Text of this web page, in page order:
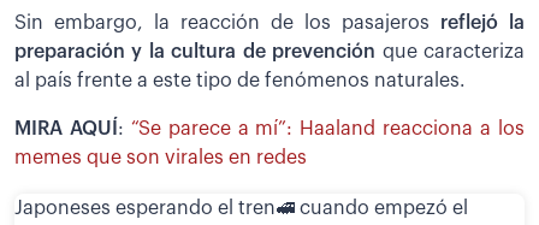
Sin embargo, la reacción de los pasajeros reflejó la
preparación y la cultura de prevención que caracteriza
al país frente a este tipo de fenómenos naturales.
MIRA AQUÍ : “Se parece a mí”: Haaland reacciona a los
memes que son virales en redes
Japoneses esperando el tren🚅 cuando empezó el